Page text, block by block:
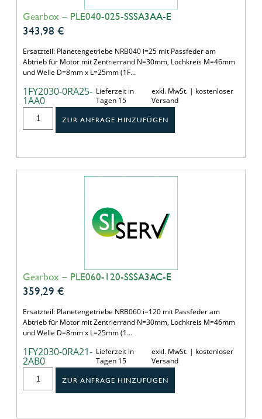
Gearbox – PLE040-025-SSSA3AA-E
343,98 €
Ersatzteil: Planetengetriebe NRB040 i=25 mit Passfeder am
Abtrieb für Motor mit Zentrierrand N=30mm, Lochkreis M=46mm
und Welle D=8mm x L=25mm (1F…
1FY2030-0RA25-
1AA0
Lieferzeit in
Tagen 15
exkl. MwSt. | kostenloser
Versand
ZUR ANFRAGE HINZUFÜGEN
Gearbox – PLE060-120-SSSA3AC-E
359,29 €
Ersatzteil: Planetengetriebe NRB060 i=120 mit Passfeder am
Abtrieb für Motor mit Zentrierrand N=30mm, Lochkreis M=46mm
und Welle D=8mm x L=25mm (1…
1FY2030-0RA21-
2AB0
Lieferzeit in
Tagen 15
exkl. MwSt. | kostenloser
Versand
ZUR ANFRAGE HINZUFÜGEN